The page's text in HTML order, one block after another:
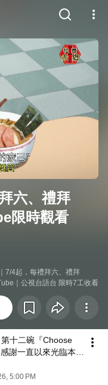
六、禮拜
限時觀看
7/4起，每禮拜六、禮拜
｜公視台語台 限時7工收看
十二碗『Choose
謝一直以來光臨本
#限時觀看
5:00 PM